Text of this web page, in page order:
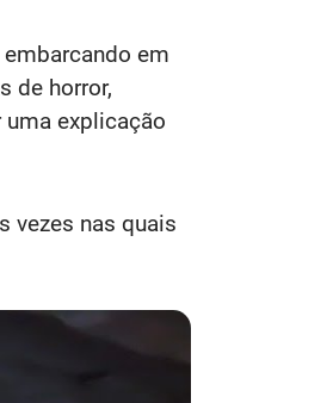
em
de horror,
explicação
vezes nas quais